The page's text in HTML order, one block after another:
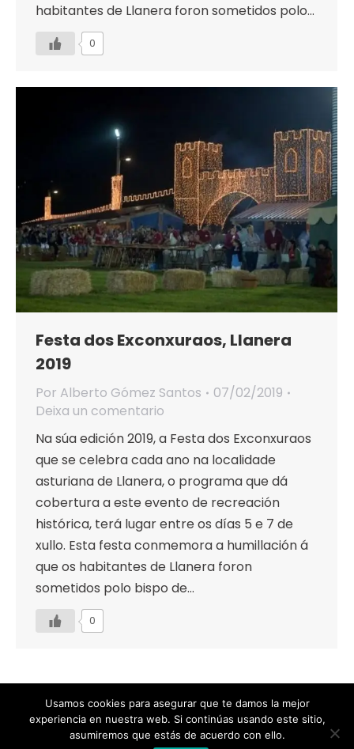
habitantes de Llanera foron sometidos polo…
0
Festa dos Exconxuraos, Llanera
2019
Por Alberto Gómez Santos
07/02/2019
Deixa un comentario
Na súa edición 2019, a Festa dos Exconxuraos
que se celebra cada ano na localidade
asturiana de Llanera, o programa que dá
cobertura a este evento de recreación
histórica, terá lugar entre os días 5 e 7 de
xullo. Esta festa conmemora a humillación á
que os habitantes de Llanera foron
sometidos polo bispo de…
0
Designed by Animation Graphics
Usamos cookies para asegurar que te damos la mejor
experiencia en nuestra web. Si continúas usando este sitio,
asumiremos que estás de acuerdo con ello.